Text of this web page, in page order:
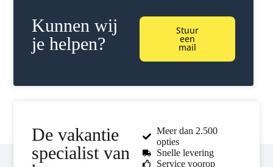
Kunnen wij
je helpen?
Stuur
een
mail
De vakantie
specialist van
Meer dan 2.500
opties
Snelle levering
Service voorop